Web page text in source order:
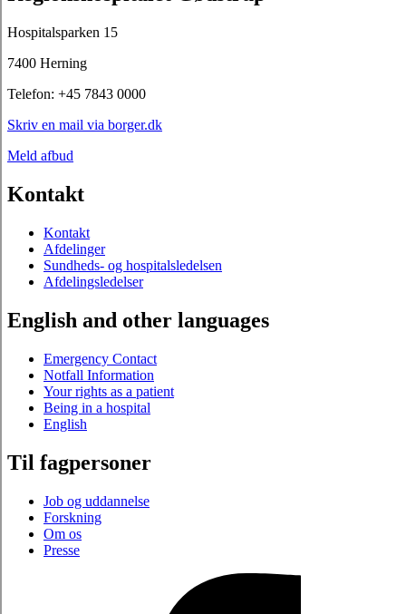
Hospitalsparken 15
7400 Herning
Telefon: +45 7843 0000
Skriv en mail via borger.dk
Meld afbud
Kontakt
Kontakt
Afdelinger
Sundheds- og hospitalsledelsen
Afdelingsledelser
English and other languages
Emergency Contact
Notfall Information
Your rights as a patient
Being in a hospital
English
Til fagpersoner
Job og uddannelse
Forskning
Om os
Presse